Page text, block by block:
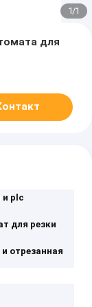
1/1
для
и plc
для резки
отрезанная